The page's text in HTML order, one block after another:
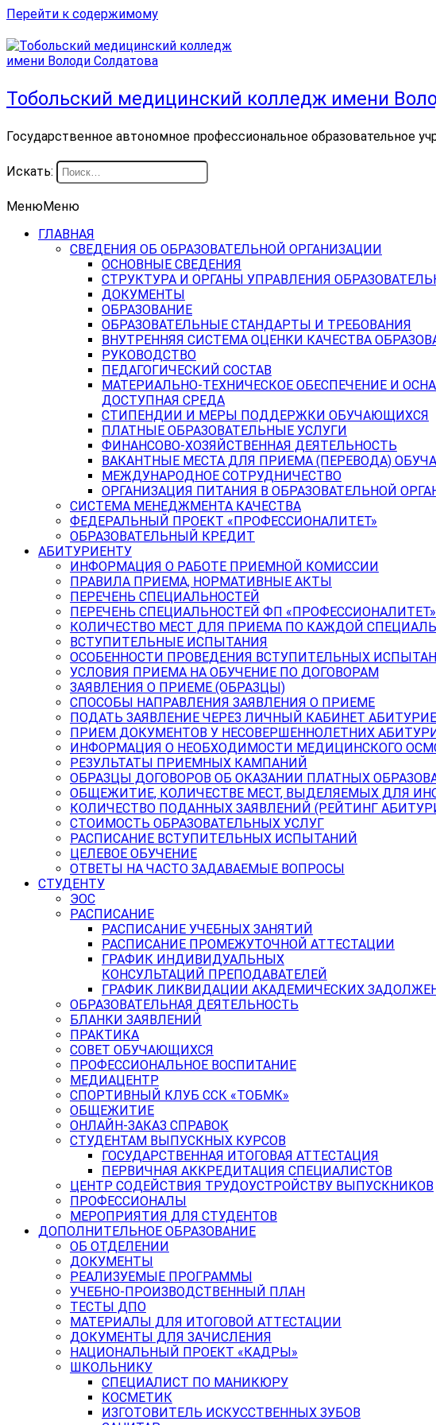
Перейти к содержимому
Тобольский медицинский колледж имени
Государственное автономное профессиональное образовательное
Искать:
МенюМеню
ГЛАВНАЯ
СВЕДЕНИЯ ОБ ОБРАЗОВАТЕЛЬНОЙ ОРГАНИЗАЦИИ
ОСНОВНЫЕ СВЕДЕНИЯ
СТРУКТУРА И ОРГАНЫ УПРАВЛЕНИЯ
ДОКУМЕНТЫ
ОБРАЗОВАНИЕ
ОБРАЗОВАТЕЛЬНЫЕ СТАНДАРТЫ И ТРЕБОВАНИЯ
ВНУТРЕННЯЯ СИСТЕМА ОЦЕНКИ КАЧЕСТВА
РУКОВОДСТВО
ПЕДАГОГИЧЕСКИЙ СОСТАВ
МАТЕРИАЛЬНО-ТЕХНИЧЕСКОЕ ОБЕСПЕЧЕНИЕ И
ДОСТУПНАЯ СРЕДА
СТИПЕНДИИ И МЕРЫ ПОДДЕРЖКИ ОБУЧАЮЩИХСЯ
ПЛАТНЫЕ ОБРАЗОВАТЕЛЬНЫЕ УСЛУГИ
ФИНАНСОВО-ХОЗЯЙСТВЕННАЯ ДЕЯТЕЛЬНОСТЬ
ВАКАНТНЫЕ МЕСТА ДЛЯ ПРИЕМА (ПЕРЕВОДА)
МЕЖДУНАРОДНОЕ СОТРУДНИЧЕСТВО
ОРГАНИЗАЦИЯ ПИТАНИЯ В ОБРАЗОВАТЕЛЬНОЙ
СИСТЕМА МЕНЕДЖМЕНТА КАЧЕСТВА
ФЕДЕРАЛЬНЫЙ ПРОЕКТ «ПРОФЕССИОНАЛИТЕТ»
ОБРАЗОВАТЕЛЬНЫЙ КРЕДИТ
АБИТУРИЕНТУ
ИНФОРМАЦИЯ О РАБОТЕ ПРИЕМНОЙ КОМИССИИ
ПРАВИЛА ПРИЕМА, НОРМАТИВНЫЕ АКТЫ
ПЕРЕЧЕНЬ СПЕЦИАЛЬНОСТЕЙ
ПЕРЕЧЕНЬ СПЕЦИАЛЬНОСТЕЙ ФП «ПРОФЕССИОНАЛИТЕТ»
КОЛИЧЕСТВО МЕСТ ДЛЯ ПРИЕМА ПО КАЖДОЙ
ВСТУПИТЕЛЬНЫЕ ИСПЫТАНИЯ
ОСОБЕННОСТИ ПРОВЕДЕНИЯ ВСТУПИТЕЛЬНЫХ
УСЛОВИЯ ПРИЕМА НА ОБУЧЕНИЕ ПО ДОГОВОРАМ
ЗАЯВЛЕНИЯ О ПРИЕМЕ (ОБРАЗЦЫ)
СПОСОБЫ НАПРАВЛЕНИЯ ЗАЯВЛЕНИЯ О ПРИЕМЕ
ПОДАТЬ ЗАЯВЛЕНИЕ ЧЕРЕЗ ЛИЧНЫЙ КАБИНЕТ
ПРИЕМ ДОКУМЕНТОВ У НЕСОВЕРШЕННОЛЕТНИХ
ИНФОРМАЦИЯ О НЕОБХОДИМОСТИ МЕДИЦИНСКОГО
РЕЗУЛЬТАТЫ ПРИЕМНЫХ КАМПАНИЙ
ОБРАЗЦЫ ДОГОВОРОВ ОБ ОКАЗАНИИ ПЛАТНЫХ
ОБЩЕЖИТИЕ, КОЛИЧЕСТВЕ МЕСТ, ВЫДЕЛЯЕМЫХ ДЛЯ
КОЛИЧЕСТВО ПОДАННЫХ ЗАЯВЛЕНИЙ (РЕЙТИНГ
СТОИМОСТЬ ОБРАЗОВАТЕЛЬНЫХ УСЛУГ
РАСПИСАНИЕ ВСТУПИТЕЛЬНЫХ ИСПЫТАНИЙ
ЦЕЛЕВОЕ ОБУЧЕНИЕ
ОТВЕТЫ НА ЧАСТО ЗАДАВАЕМЫЕ ВОПРОСЫ
СТУДЕНТУ
ЭОС
РАСПИСАНИЕ
РАСПИСАНИЕ УЧЕБНЫХ ЗАНЯТИЙ
РАСПИСАНИЕ ПРОМЕЖУТОЧНОЙ АТТЕСТАЦИИ
ГРАФИК ИНДИВИДУАЛЬНЫХ
КОНСУЛЬТАЦИЙ ПРЕПОДАВАТЕЛЕЙ
ГРАФИК ЛИКВИДАЦИИ АКАДЕМИЧЕСКИХ
ОБРАЗОВАТЕЛЬНАЯ ДЕЯТЕЛЬНОСТЬ
БЛАНКИ ЗАЯВЛЕНИЙ
ПРАКТИКА
СОВЕТ ОБУЧАЮЩИХСЯ
ПРОФЕССИОНАЛЬНОЕ ВОСПИТАНИЕ
МЕДИАЦЕНТР
СПОРТИВНЫЙ КЛУБ ССК «ТОБМК»
ОБЩЕЖИТИЕ
ОНЛАЙН-ЗАКАЗ СПРАВОК
СТУДЕНТАМ ВЫПУСКНЫХ КУРСОВ
ГОСУДАРСТВЕННАЯ ИТОГОВАЯ АТТЕСТАЦИЯ
ПЕРВИЧНАЯ АККРЕДИТАЦИЯ СПЕЦИАЛИСТОВ
ЦЕНТР СОДЕЙСТВИЯ ТРУДОУСТРОЙСТВУ ВЫПУСКНИКОВ
ПРОФЕССИОНАЛЫ
МЕРОПРИЯТИЯ ДЛЯ СТУДЕНТОВ
ДОПОЛНИТЕЛЬНОЕ ОБРАЗОВАНИЕ
ОБ ОТДЕЛЕНИИ
ДОКУМЕНТЫ
РЕАЛИЗУЕМЫЕ ПРОГРАММЫ
УЧЕБНО-ПРОИЗВОДСТВЕННЫЙ ПЛАН
ТЕСТЫ ДПО
МАТЕРИАЛЫ ДЛЯ ИТОГОВОЙ АТТЕСТАЦИИ
ДОКУМЕНТЫ ДЛЯ ЗАЧИСЛЕНИЯ
НАЦИОНАЛЬНЫЙ ПРОЕКТ «КАДРЫ»
ШКОЛЬНИКУ
СПЕЦИАЛИСТ ПО МАНИКЮРУ
КОСМЕТИК
ИЗГОТОВИТЕЛЬ ИСКУССТВЕННЫХ ЗУБОВ